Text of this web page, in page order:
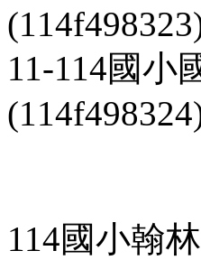
11-114國小
114國小翰